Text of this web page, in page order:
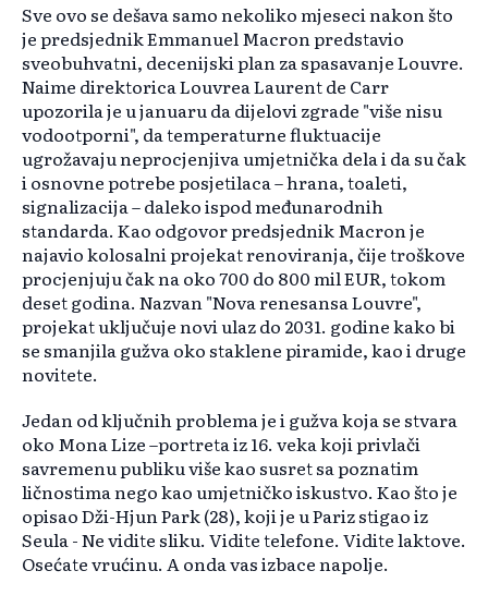
Sve ovo se dešava samo nekoliko mjeseci nakon što
je predsjednik Emmanuel Macron predstavio
sveobuhvatni, decenijski plan za spasavanje Louvre.
Naime direktorica Louvrea Laurent de Carr
upozorila je u januaru da dijelovi zgrade "više nisu
vodootporni", da temperaturne fluktuacije
ugrožavaju neprocjenjiva umjetnička dela i da su čak
i osnovne potrebe posjetilaca – hrana, toaleti,
signalizacija – daleko ispod međunarodnih
standarda. Kao odgovor predsjednik Macron je
najavio kolosalni projekat renoviranja, čije troškove
procjenjuju čak na oko 700 do 800 mil EUR, tokom
deset godina. Nazvan "Nova renesansa Louvre",
projekat uključuje novi ulaz do 2031. godine kako bi
se smanjila gužva oko staklene piramide, kao i druge
novitete.
Jedan od ključnih problema je i gužva koja se stvara
oko Mona Lize –portreta iz 16. veka koji privlači
savremenu publiku više kao susret sa poznatim
ličnostima nego kao umjetničko iskustvo. Kao što je
opisao Dži-Hjun Park (28), koji je u Pariz stigao iz
Seula - Ne vidite sliku. Vidite telefone. Vidite laktove.
Osećate vrućinu. A onda vas izbace napolje.